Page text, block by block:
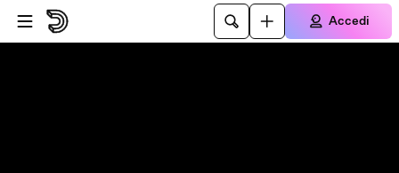
Vai al lettore
Passa al contenuto principale
Accedi